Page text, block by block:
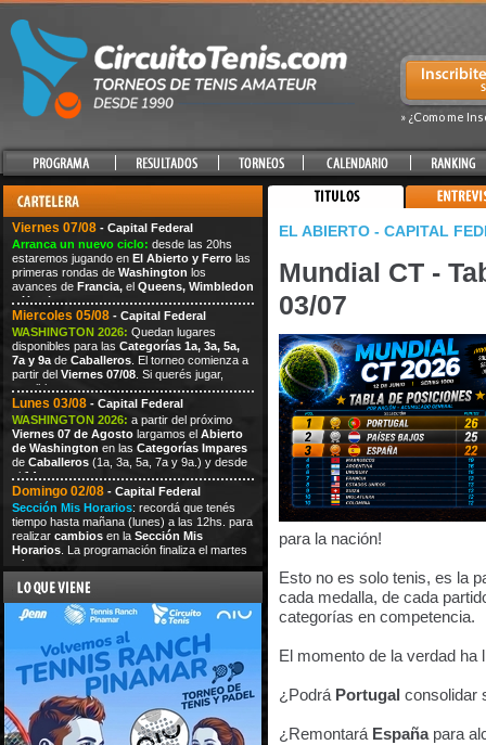
» ¿Como me
Viernes 07/08 - Capital Federal
Arranca un nuevo ciclo: desde las 20hs
estaremos jugando en El Abierto y Ferro las
primeras rondas de Washington los
avances de Francia, el Queens, Wimbledon
yHamburgo.
Miercoles 05/08 - Capital Federal
WASHINGTON 2026: Quedan lugares
disponibles para las Categorías 1a, 3a, 5a,
7a y 9a de Caballeros . El torneo comienza a
partir del Viernes 07/08 . Si querés jugar,
escribi
Lunes 03/08 - Capital Federal
WASHINGTON 2026: a partir del próximo
Viernes 07 de Agosto largamos el Abierto
de Washington en las Categorías Impares
de Caballeros (1a, 3a, 5a, 7a y 9a.) y desde
el14
Domingo 02/08 - Capital Federal
Sección Mis Horarios: recordá que tenés
tiempo hasta mañana (lunes) a las 12hs. para
realizar cambios en la Sección Mis
Horarios . La programación finaliza el martes
a las
EL ABIERTO - CAPITAL
Mundial CT -
03/07
para la nación!
Esto no es solo tenis, es la
cada medalla, de cada
categorías en competencia.
El momento de la verdad ha
¿Podrá Portugal consolidar
¿Remontará España para